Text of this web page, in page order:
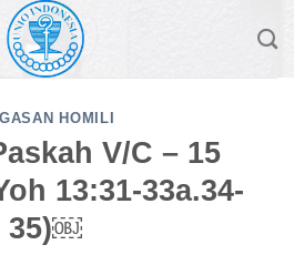
HOMILI
V/C – 15
13:31-33a.34-
35)￼